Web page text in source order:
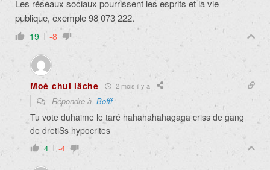
Les réseaux sociaux pourrissent les esprits et la vie
publique, exemple 98 073 222.
19 -8
Moé chui lâche 2 mois il y a
Répondre à Bofff
Tu vote duhaime le taré hahahahahagaga criss de gang
de dretiSs hypocrites
4 -4